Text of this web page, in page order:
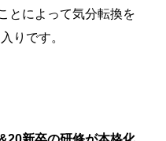
とによって気分転換を
りです。